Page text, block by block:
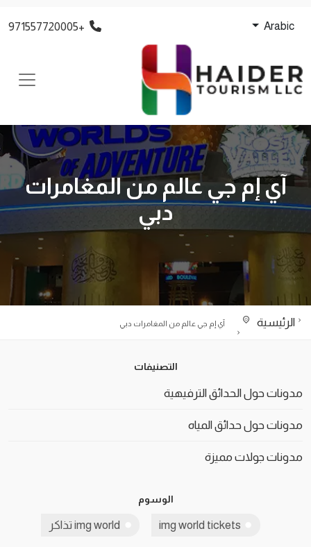
Arabic
+971557720005
آي إم جي عالم من المغامرات
دبي
الرئيسية آي إم جي عالم من المغامرات دبي
التصنيفات
مدونات حول الحدائق الترفيهية
مدونات حول حدائق المياه
مدونات جولات مميزة
الوسوم
img world tickets img world تذاكر